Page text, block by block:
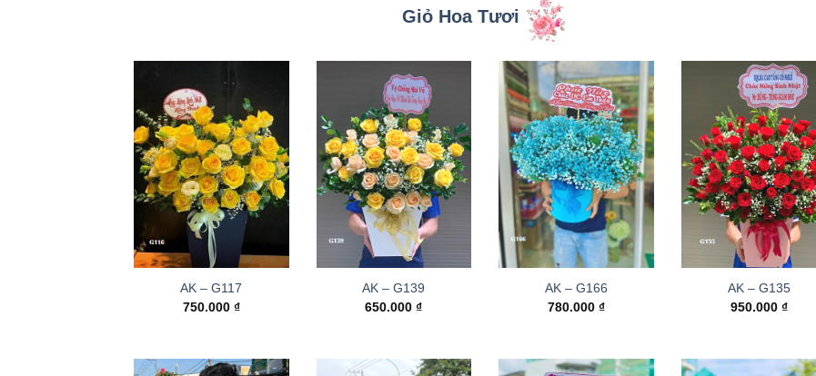
Giỏ Hoa Tươi
AK – G117
750.000 ₫
AK – G139
650.000₫
AK – G166
780.000₫
AK – G135
950.000 ₫